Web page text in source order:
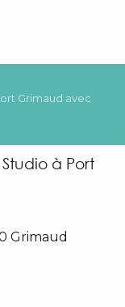
Grimaud avec
Studio à Port
Grimaud